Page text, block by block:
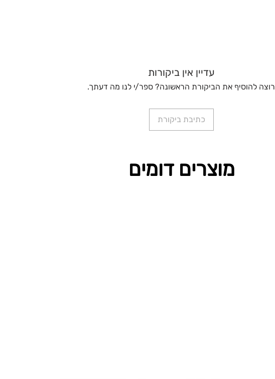
עדיין אין ביקורות
רוצה להוסיף את הביקורת הראשונה? ספר/י לנו מה דעתך.
כתיבת ביקורת
מוצרים דומים